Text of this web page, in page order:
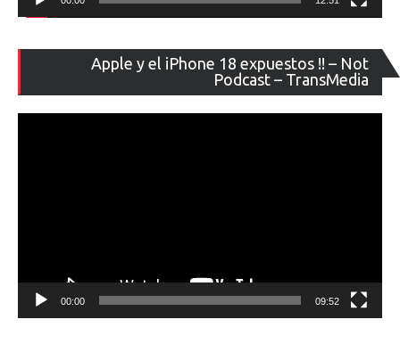
Apple y el iPhone 18 expuestos !! – Not
Podcast – TransMedia
de
00:00 09:52